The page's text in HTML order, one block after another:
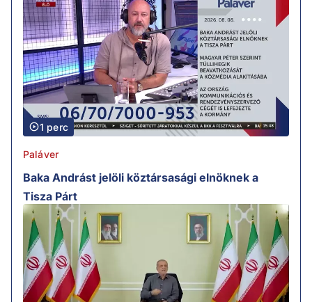
1 perc
Paláver
Baka Andrást jelöli köztársasági elnöknek a
Tisza Párt